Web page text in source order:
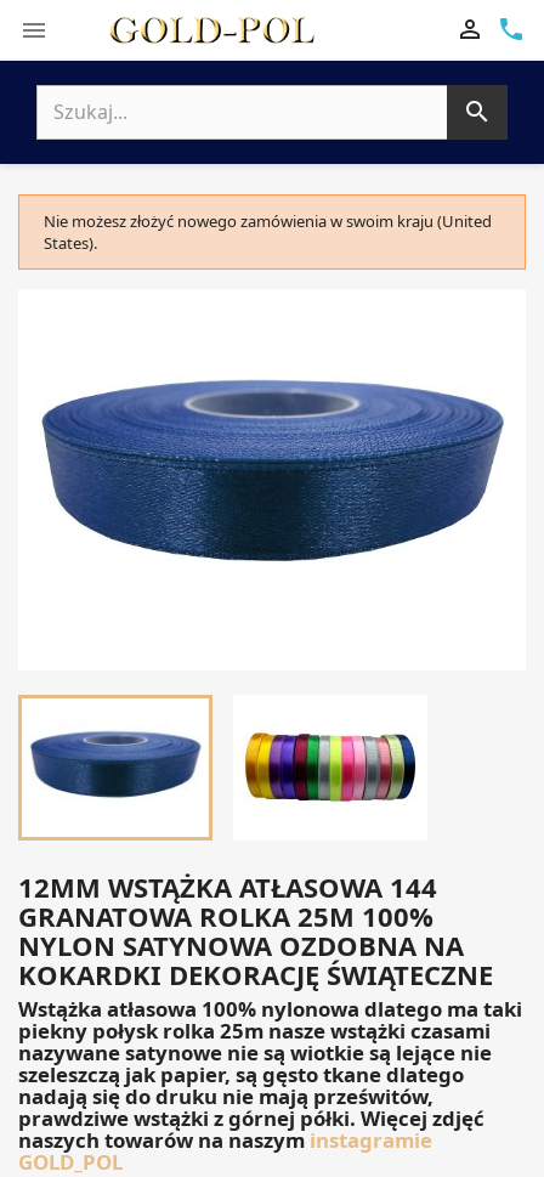
 phone


Nie możesz złożyć nowego zamówienia w swoim kraju (United
States).
12MM WSTĄŻKA ATŁASOWA 144
GRANATOWA ROLKA 25M 100%
NYLON SATYNOWA OZDOBNA NA
KOKARDKI DEKORACJĘ ŚWIĄTECZNE
Wstążka atłasowa 100% nylonowa dlatego ma taki
piekny połysk rolka 25m nasze wstążki czasami
nazywane satynowe nie są wiotkie są lejące nie
szeleszczą jak papier, są gęsto tkane dlatego
nadają się do druku nie mają prześwitów,
prawdziwe wstążki z górnej półki. Więcej zdjęć
naszych towarów na naszym instagramie
GOLD_POL